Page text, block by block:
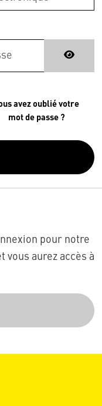
avez oublié votre
mot de passe ?
pour notre
vous aurez accès à